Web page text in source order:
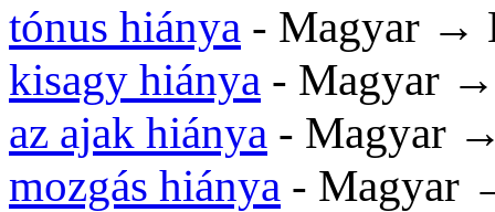
tónus hiánya - Magyar →
kisagy hiánya - Magyar
az ajak hiánya - Magyar
mozgás hiánya - Magyar